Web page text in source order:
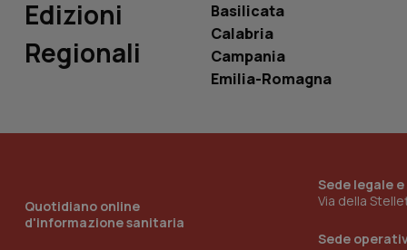
Edizioni
Regionali
Basilicata
Calabria
Campania
Emilia-Romagna
Quotidiano online
d'informazione sanitaria
Sede legale
Via della
Sede